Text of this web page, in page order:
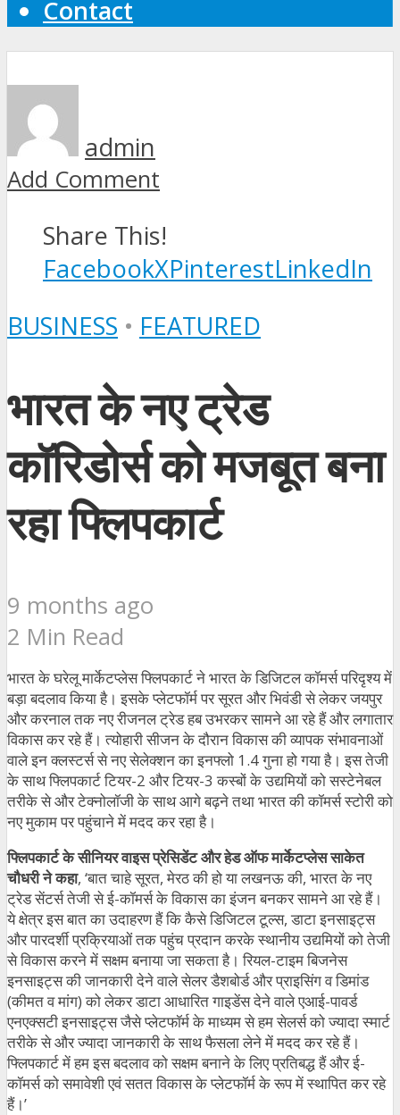
Contact
admin
Add Comment
Share This!
FacebookXPinterestLinkedIn
BUSINESS • FEATURED
भारत के नए ट्रेड
कॉरिडोर्स को मजबूत बना
रहा फ्लिपकार्ट
9 months ago
2 Min Read
भारत के घरेलू मार्केटप्लेस फ्लिपकार्ट ने भारत के डिजिटल कॉमर्स परिदृश्य में
बड़ा बदलाव किया है। इसके प्लेटफॉर्म पर सूरत और भिवंडी से लेकर जयपुर
और करनाल तक नए रीजनल ट्रेड हब उभरकर सामने आ रहे हैं और लगातार
विकास कर रहे हैं। त्योहारी सीजन के दौरान विकास की व्यापक संभावनाओं
वाले इन क्लस्टर्स से नए सेलेक्शन का इनफ्लो 1.4 गुना हो गया है। इस तेजी
के साथ फ्लिपकार्ट टियर-2 और टियर-3 कस्बों के उद्यमियों को सस्टेनेबल
तरीके से और टेक्नोलॉजी के साथ आगे बढ़ने तथा भारत की कॉमर्स स्टोरी को
नए मुकाम पर पहुंचाने में मदद कर रहा है।
फ्लिपकार्ट के सीनियर वाइस प्रेसिडेंट और हेड ऑफ मार्केटप्लेस साकेत
चौधरी ने कहा, ‘बात चाहे सूरत, मेरठ की हो या लखनऊ की, भारत के नए
ट्रेड सेंटर्स तेजी से ई-कॉमर्स के विकास का इंजन बनकर सामने आ रहे हैं।
ये क्षेत्र इस बात का उदाहरण हैं कि कैसे डिजिटल टूल्स, डाटा इनसाइट्स
और पारदर्शी प्रक्रियाओं तक पहुंच प्रदान करके स्थानीय उद्यमियों को तेजी
से विकास करने में सक्षम बनाया जा सकता है। रियल-टाइम बिजनेस
इनसाइट्स की जानकारी देने वाले सेलर डैशबोर्ड और प्राइसिंग व डिमांड
(कीमत व मांग) को लेकर डाटा आधारित गाइडेंस देने वाले एआई-पावर्ड
एनएक्सटी इनसाइट्स जैसे प्लेटफॉर्म के माध्यम से हम सेलर्स को ज्यादा स्मार्ट
तरीके से और ज्यादा जानकारी के साथ फैसला लेने में मदद कर रहे हैं।
फ्लिपकार्ट में हम इस बदलाव को सक्षम बनाने के लिए प्रतिबद्ध हैं और ई-
कॉमर्स को समावेशी एवं सतत विकास के प्लेटफॉर्म के रूप में स्थापित कर रहे
हैं।’